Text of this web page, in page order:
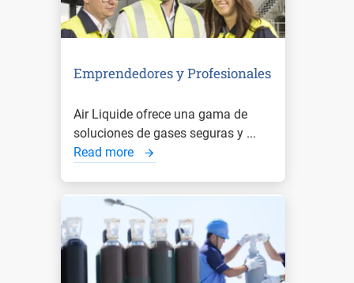
Emprendedores y Profesionales
Air Liquide ofrece una gama de
soluciones de gases seguras y ...
Read more